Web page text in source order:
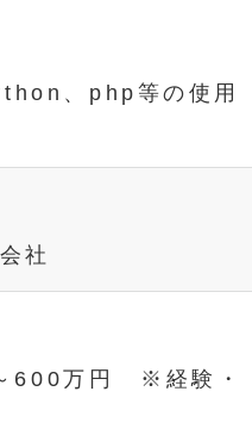
、php等の使用
社
600万円 ※経験・